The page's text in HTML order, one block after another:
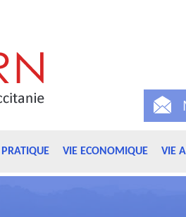
VIE ECONOMIQUE VIE